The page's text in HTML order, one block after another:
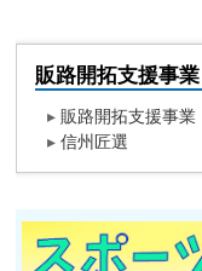
販路開拓支援事業
▸販路開拓支援事業
▸信州匠選